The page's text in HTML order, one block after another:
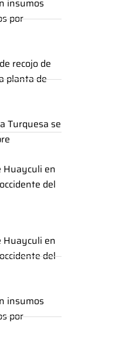
insumos
por
recojo de
planta de
Turquesa se
Huayculi en
del
Huayculi en
del
insumos
por